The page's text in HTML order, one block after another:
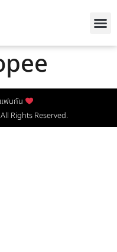
แฟนกัน
Rights Reserved.